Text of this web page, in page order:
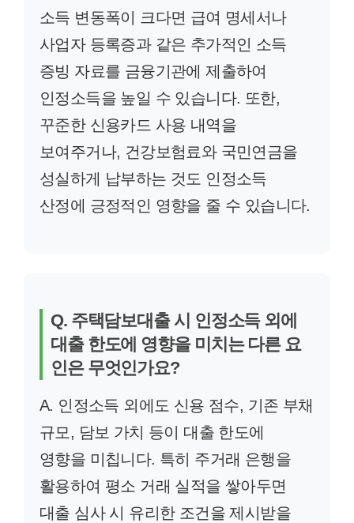
소득 변동폭이 크다면 급여 명세서나
사업자 등록증과 같은 추가적인 소득
증빙 자료를 금융기관에 제출하여
인정소득을 높일 수 있습니다. 또한,
꾸준한 신용카드 사용 내역을
보여주거나, 건강보험료와 국민연금을
성실하게 납부하는 것도 인정소득
산정에 긍정적인 영향을 줄 수 있습니다.
Q. 주택담보대출 시 인정소득 외에
대출 한도에 영향을 미치는 다른 요
인은 무엇인가요?
A. 인정소득 외에도 신용 점수, 기존 부채
규모, 담보 가치 등이 대출 한도에
영향을 미칩니다. 특히 주거래 은행을
활용하여 평소 거래 실적을 쌓아두면
대출 심사 시 유리한 조건을 제시받을